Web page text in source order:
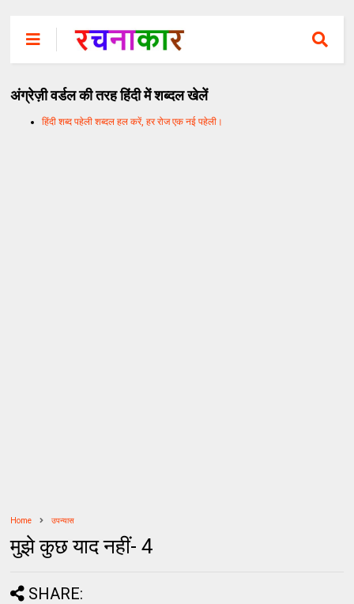
अंग्रेज़ी वर्डल की तरह हिंदी में शब्दल खेलें
हिंदी शब्द पहेली शब्दल हल करें, हर रोज एक नई पहेली।
Home उपन्यास
मुझे कुछ याद नहीं- 4
SHARE: